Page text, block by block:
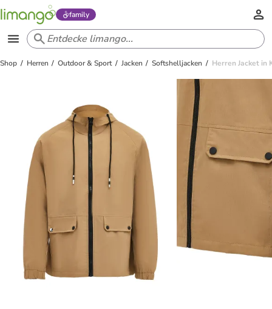
family
Shop Herren Outdoor & Sport Jacken Softshelljacken Herren Jacket in